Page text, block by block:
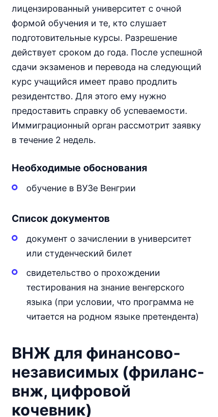
лицензированный университет с очной
формой обучения и те, кто слушает
подготовительные курсы. Разрешение
действует сроком до года. После успешной
сдачи экзаменов и перевода на следующий
курс учащийся имеет право продлить
резидентство. Для этого ему нужно
предоставить справку об успеваемости.
Иммиграционный орган рассмотрит заявку
в течение 2 недель.
Необходимые обоснования
обучение в ВУЗе Венгрии
Список документов
документ о зачислении в университет
или студенческий билет
свидетельство о прохождении
тестирования на знание венгерского
языка (при условии, что программа не
читается на родном языке претендента)
ВНЖ для финансово-
независимых (фриланс-
внж, цифровой
кочевник)